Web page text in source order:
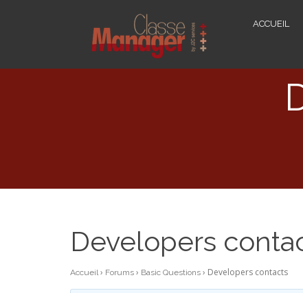
ACCUEIL
Developers
Accueil › Forums › Basic Questions › Developers contacts